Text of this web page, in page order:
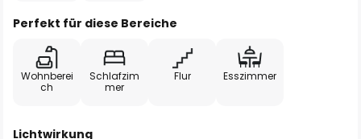
Perfekt für diese Bereiche
Wohnberei
ch
Schlafzim
mer
Flur Esszimmer
Lichtwirkung